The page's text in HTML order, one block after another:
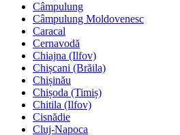
Câmpulung
Câmpulung Moldovenesc
Caracal
Cernavodă
Chiajna (Ilfov)
Chișcani (Brăila)
Chișinău
Chișoda (Timiș)
Chitila (Ilfov)
Cisnădie
Cluj-Napoca